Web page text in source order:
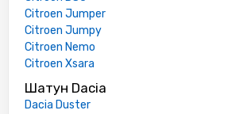
Citroen Jumper
Citroen Jumpy
Citroen Nemo
Citroen Xsara
Шатун Dacia
Dacia Duster